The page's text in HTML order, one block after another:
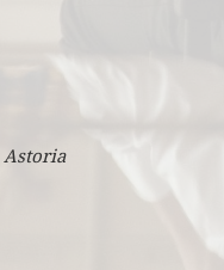
Astoria